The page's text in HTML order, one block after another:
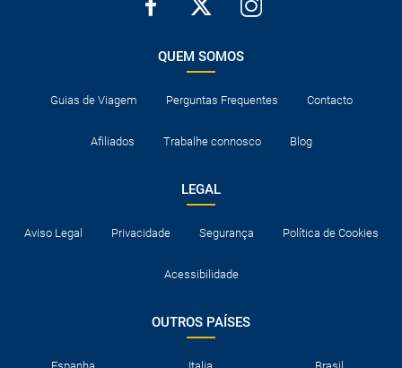
QUEM SOMOS
Guias de Viagem Perguntas Frequentes Contacto
Afiliados Trabalhe connosco Blog
LEGAL
Aviso Legal Privacidade Segurança Política de Cookies
Acessibilidade
OUTROS PAÍSES